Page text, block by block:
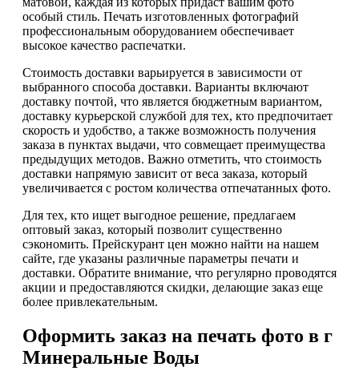
особый стиль. Печать изготовленных фотографий
профессиональным оборудованием обеспечивает
высокое качество распечатки.
Стоимость доставки варьируется в зависимости от
выбранного способа доставки. Варианты включают
доставку почтой, что является бюджетным вариантом,
доставку курьерской службой для тех, кто предпочитает
скорость и удобство, а также возможность получения
заказа в пунктах выдачи, что совмещает преимущества
предыдущих методов. Важно отметить, что стоимость
доставки напрямую зависит от веса заказа, который
увеличивается с ростом количества отпечатанных фото.
Для тех, кто ищет выгодное решение, предлагаем
оптовый заказ, который позволит существенно
сэкономить. Прейскурант цен можно найти на нашем
сайте, где указаны различные параметры печати и
доставки. Обратите внимание, что регулярно проводятся
акции и предоставляются скидки, делающие заказ еще
более привлекательным.
Оформить заказ на печать фото в г
Минеральные Воды